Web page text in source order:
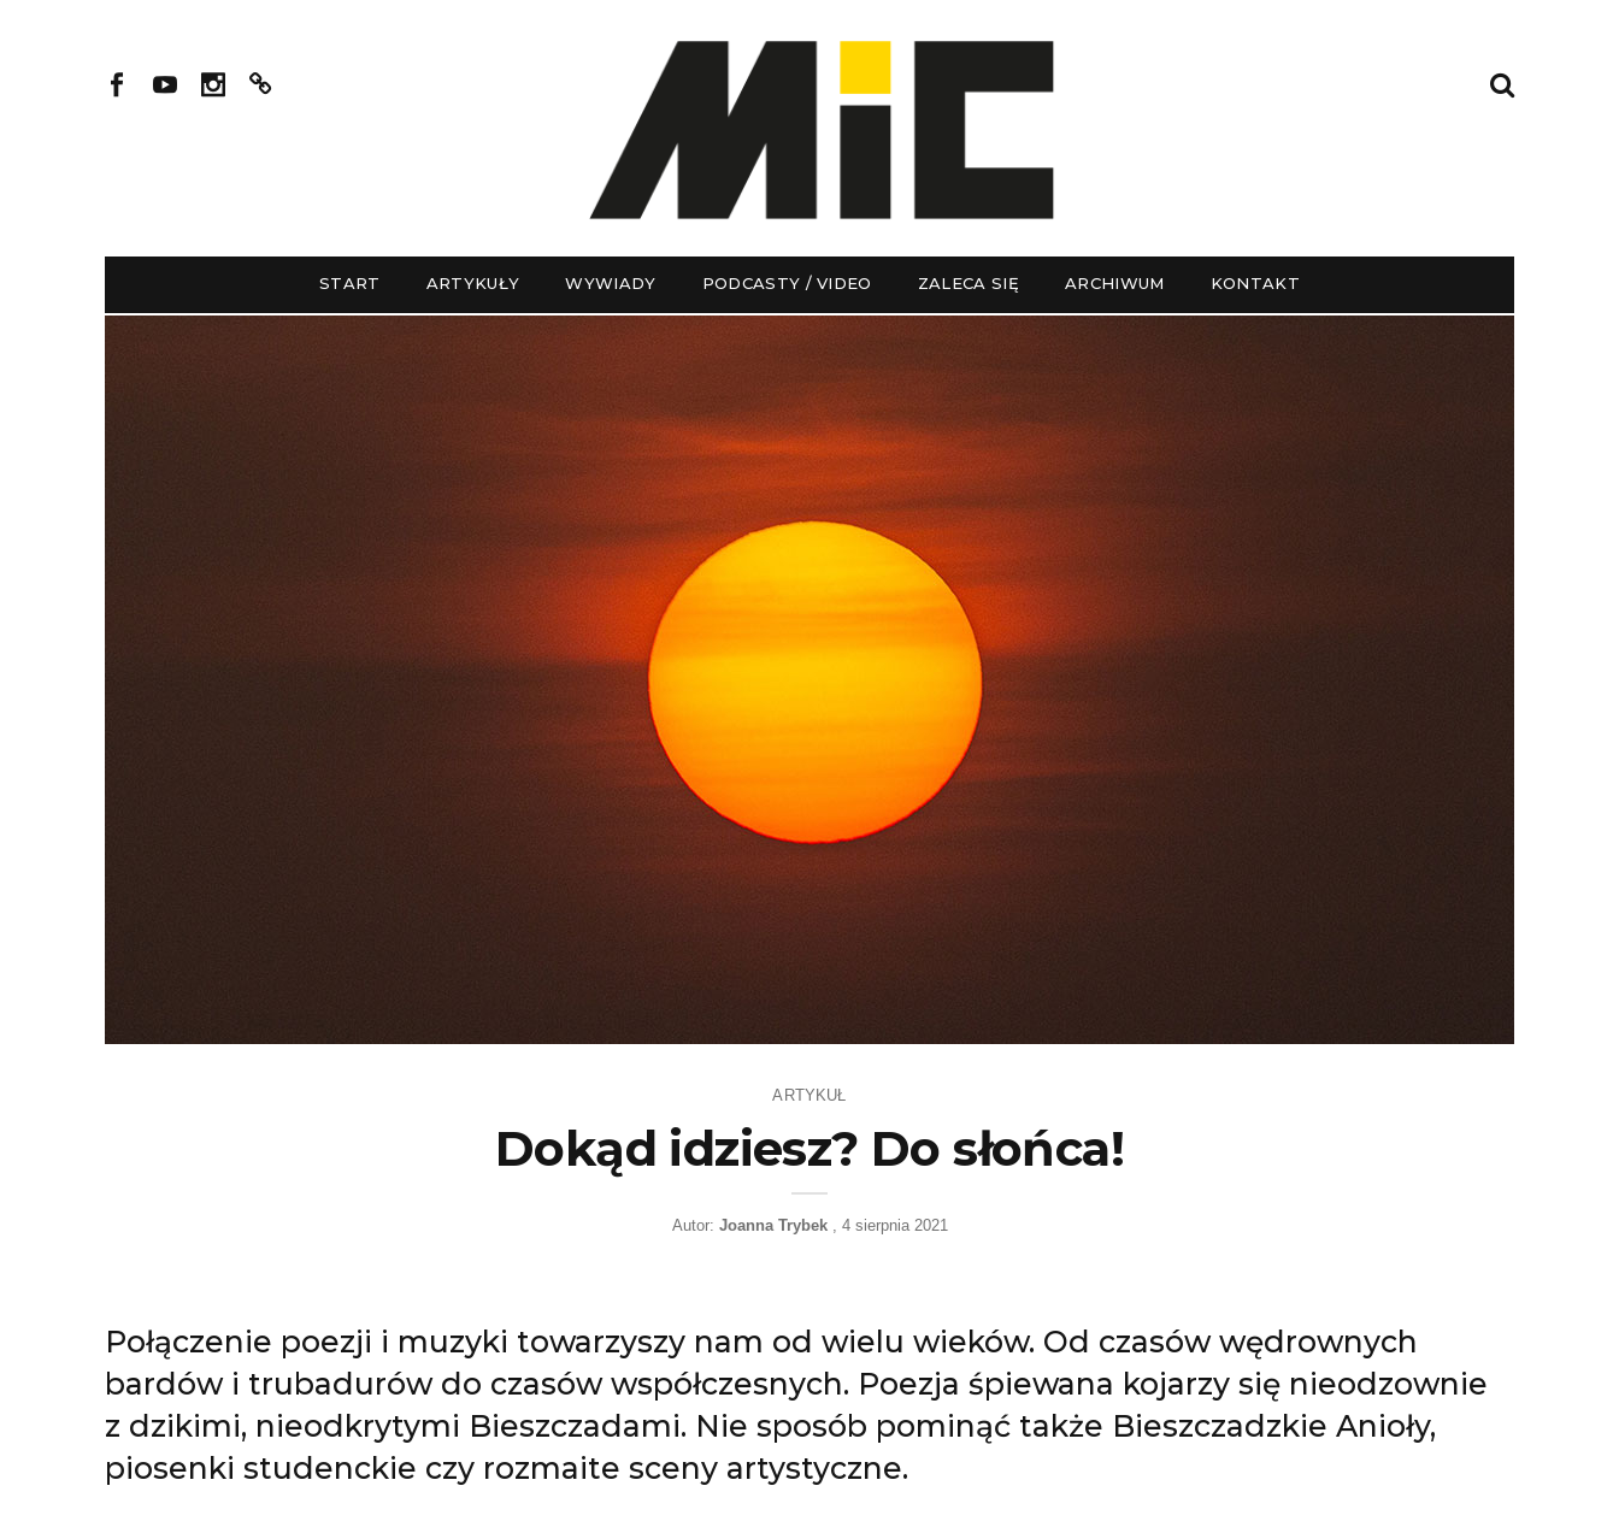
START ARTYKUŁY WYWIADY PODCASTY / VIDEO ZALECA SIĘ ARCHIWUM KONTAKT
ARTYKUŁ
Dokąd idziesz? Do słońca!
Autor: Joanna Trybek 4 sierpnia 2021
Połączenie poezji i muzyki towarzyszy nam od wielu wieków. Od czasów wędrownych
bardów i trubadurów do czasów współczesnych. Poezja śpiewana kojarzy się nieodzownie
z dzikimi, nieodkrytymi Bieszczadami. Nie sposób pominąć także Bieszczadzkie Anioły,
piosenki studenckie czy rozmaite sceny artystyczne.